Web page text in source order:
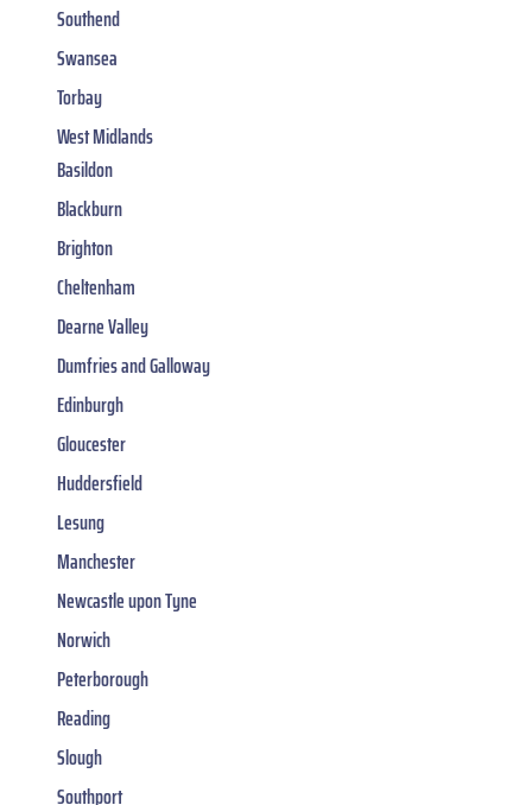
Southend
Swansea
Torbay
West Midlands
Basildon
Blackburn
Brighton
Cheltenham
Dearne Valley
Dumfries and Galloway
Edinburgh
Gloucester
Huddersfield
Lesung
Manchester
Newcastle upon Tyne
Norwich
Peterborough
Reading
Slough
Southport